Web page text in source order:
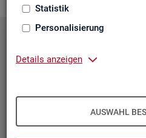
Statistik
Personalisierung
Details anzeigen
AUSWAHL
Bund, Län­der